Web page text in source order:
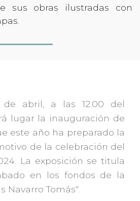
sus obras ilustradas con
abril, a las 12.00 del
lugar la inauguración de
este año ha preparado la
de la celebración del
La exposición se titula
en los fondos de la
Navarro Tomás".